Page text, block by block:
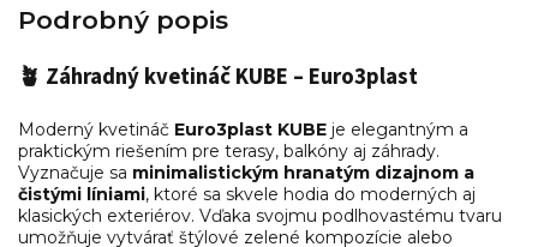
Podrobný popis
🪴 Záhradný kvetináč KUBE – Euro3plast
Moderný kvetináč Euro3plast KUBE je elegantným a
praktickým riešením pre terasy, balkóny aj záhrady.
Vyznačuje sa minimalistickým hranatým dizajnom a
čistými líniami, ktoré sa skvele hodia do moderných aj
klasických exteriérov. Vďaka svojmu podlhovastému tvaru
umožňuje vytvárať štýlové zelené kompozície alebo